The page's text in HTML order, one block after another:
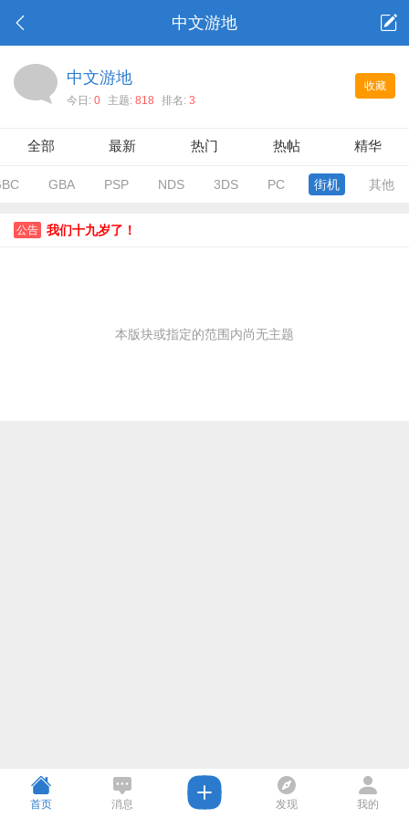
中文游地
收藏
中文游地
今日: 0 主题: 818 排名: 3
全部 最新 热门 热帖 精华
GBA PSP NDS 3DS PC 街机 其他
公告 我们十九岁了！
本版块或指定的范围内尚无主题
首页 消息 发现 我的